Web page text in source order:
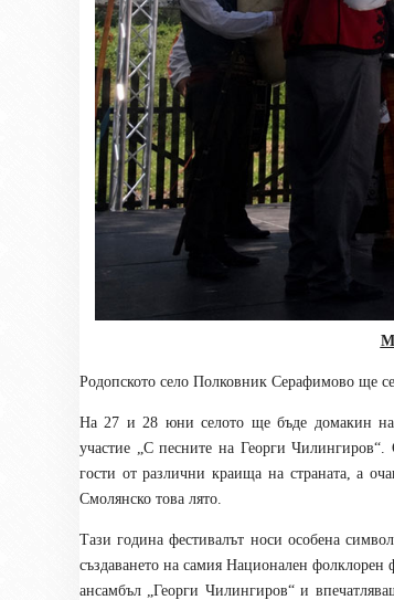
Родопското село Полковник Серафимово ще
На 27 и 28 юни селото ще бъде домакин на
участие „С песните на Георги
гости от различни краища на страната, а
Смолянско това лято.
Тази година фестивалът носи особена
създаването на самия Национален
ансамбъл „Георги Чилингиров“ и